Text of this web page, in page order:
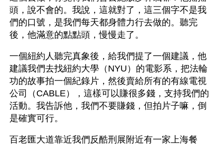
頭，說不會的。我說，這就對了，這三個字不是我
們的口號，是我們每天都身體力行去做的。聽完
後，他滿意的點點頭，慢慢走了。
一個紐約人聽完真象後，給我們提了一個建議，他
建議我們去找紐約大學（NYU）的電影系，把法輪
功的故事拍一個紀錄片，然後賣給所有的有線電視
公司（CABLE），這樣可以賺很多錢，支持我們的
活動。我告訴他，我們不要賺錢，但拍片子嘛，倒
是確實可行。
百老匯大道靠近我們反酷刑展附近有一家上海餐